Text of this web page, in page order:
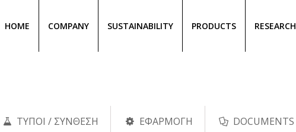
HOME COMPANY SUSTAINABILITY PRODUCTS RESEARCH
ΤΥΠΟΙ / ΣΥΝΘΕΣΗ ΕΦΑΡΜΟΓΗ DOCUMENTS